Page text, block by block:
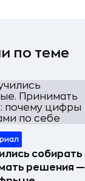
по теме
собирать
решения —